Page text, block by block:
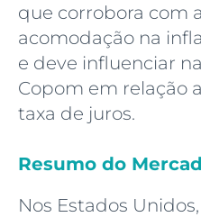
que corrobora com
acomodação na
e deve influenciar
Copom em relação
taxa de juros.
Resumo do
Nos Estados